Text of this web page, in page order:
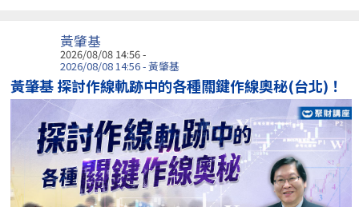
黃肇基
2026/08/08 14:56 -
2026/08/08 14:56 - 黃肇基
黃肇基 探討作線軌跡中的各種關鍵作線奧秘(台北)！